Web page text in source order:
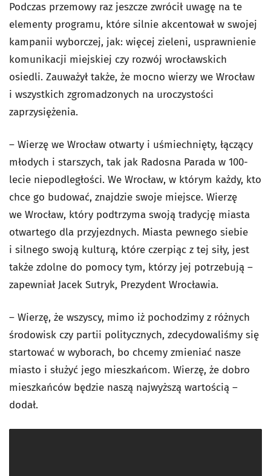
Podczas przemowy raz jeszcze zwrócił uwagę na te
elementy programu, które silnie akcentował w swojej
kampanii wyborczej, jak: więcej zieleni, usprawnienie
komunikacji miejskiej czy rozwój wrocławskich
osiedli. Zauważył także, że mocno wierzy we Wrocław
i wszystkich zgromadzonych na uroczystości
zaprzysiężenia.
– Wierzę we Wrocław otwarty i uśmiechnięty, łączący
młodych i starszych, tak jak Radosna Parada w 100-
lecie niepodległości. We Wrocław, w którym każdy, kto
chce go budować, znajdzie swoje miejsce. Wierzę
we Wrocław, który podtrzyma swoją tradycję miasta
otwartego dla przyjezdnych. Miasta pewnego siebie
i silnego swoją kulturą, które czerpiąc z tej siły, jest
także zdolne do pomocy tym, którzy jej potrzebują –
zapewniał Jacek Sutryk, Prezydent Wrocławia.
– Wierzę, że wszyscy, mimo iż pochodzimy z różnych
środowisk czy partii politycznych, zdecydowaliśmy się
startować w wyborach, bo chcemy zmieniać nasze
miasto i służyć jego mieszkańcom. Wierzę, że dobro
mieszkańców będzie naszą najwyższą wartością –
dodał.